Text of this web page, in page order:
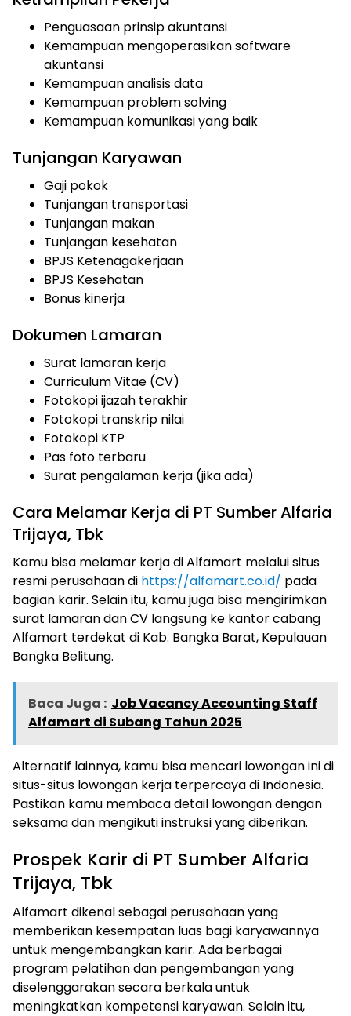
Penguasaan prinsip akuntansi
Kemampuan mengoperasikan software
akuntansi
Kemampuan analisis data
Kemampuan problem solving
Kemampuan komunikasi yang baik
Tunjangan Karyawan
Gaji pokok
Tunjangan transportasi
Tunjangan makan
Tunjangan kesehatan
BPJS Ketenagakerjaan
BPJS Kesehatan
Bonus kinerja
Dokumen Lamaran
Surat lamaran kerja
Curriculum Vitae (CV)
Fotokopi ijazah terakhir
Fotokopi transkrip nilai
Fotokopi KTP
Pas foto terbaru
Surat pengalaman kerja (jika ada)
Cara Melamar Kerja di PT Sumber Alfaria
Trijaya, Tbk
Kamu bisa melamar kerja di Alfamart melalui situs
resmi perusahaan di https://alfamart.co.id/ pada
bagian karir. Selain itu, kamu juga bisa mengirimkan
surat lamaran dan CV langsung ke kantor cabang
Alfamart terdekat di Kab. Bangka Barat, Kepulauan
Bangka Belitung.
Baca Juga : Job Vacancy Accounting Staff
Alfamart di Subang Tahun 2025
Alternatif lainnya, kamu bisa mencari lowongan ini di
situs-situs lowongan kerja terpercaya di Indonesia.
Pastikan kamu membaca detail lowongan dengan
seksama dan mengikuti instruksi yang diberikan.
Prospek Karir di PT Sumber Alfaria
Trijaya, Tbk
Alfamart dikenal sebagai perusahaan yang
memberikan kesempatan luas bagi karyawannya
untuk mengembangkan karir. Ada berbagai
program pelatihan dan pengembangan yang
diselenggarakan secara berkala untuk
meningkatkan kompetensi karyawan. Selain itu,